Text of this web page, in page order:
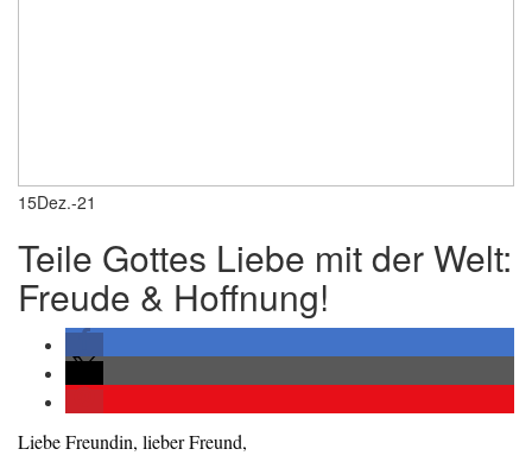
15Dez.-21
Teile Gottes Liebe mit der Welt:
Freude & Hoffnung!
Liebe Freundin, lieber Freund,